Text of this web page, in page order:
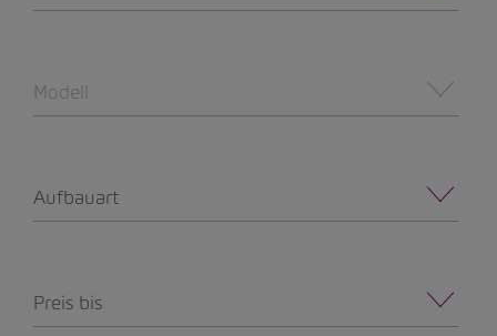
Modell
Aufbauart
Preis bis